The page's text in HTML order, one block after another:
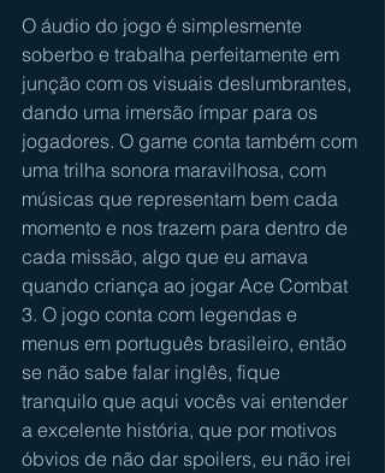
O áudio do jogo é simplesmente
soberbo e trabalha perfeitamente em
junção com os visuais deslumbrantes,
dando uma imersão ímpar para os
jogadores. O game conta também com
uma trilha sonora maravilhosa, com
músicas que representam bem cada
momento e nos trazem para dentro de
cada missão, algo que eu amava
quando criança ao jogar Ace Combat
3. O jogo conta com legendas e
menus em português brasileiro, então
se não sabe falar inglês, fique
tranquilo que aqui vocês vai entender
a excelente história, que por motivos
óbvios de não dar spoilers, eu não irei